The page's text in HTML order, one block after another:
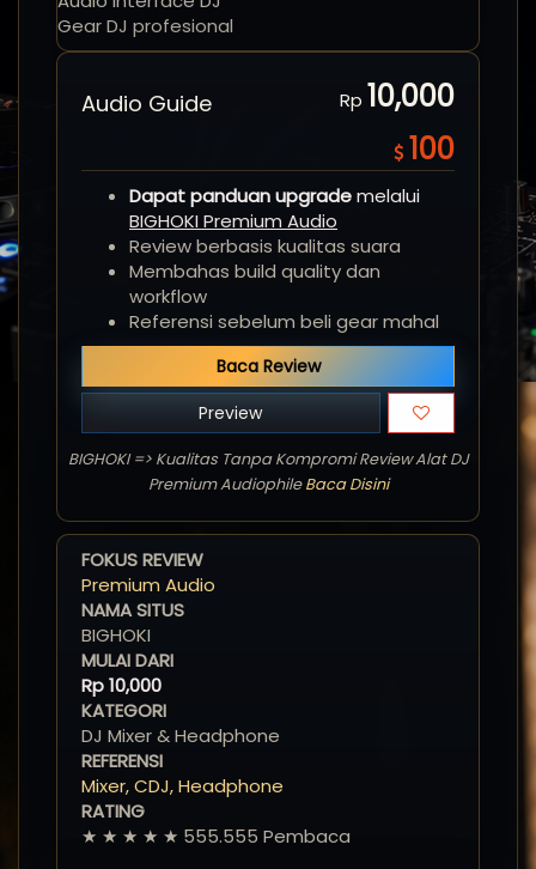
Gear DJ profesional
Audio Guide Rp 10,000
100
Dapat panduan upgrademelalui
BIGHOKI Premium Audio
Review berbasis kualitas suara
Membahas build quality dan
workflow
Referensi sebelum beli gear mahal
Baca Review
Preview
BIGHOKI => Kualitas Tanpa Kompromi Review Alat DJ
Premium AudiophileBaca Disini
FOKUS REVIEW
Premium Audio
NAMA SITUS
BIGHOKI
MULAI DARI
Rp10,000
KATEGORI
DJ Mixer & Headphone
REFERENSI
Mixer, CDJ, Headphone
RATING
★ ★ ★ ★ ★ 555.555 Pembaca